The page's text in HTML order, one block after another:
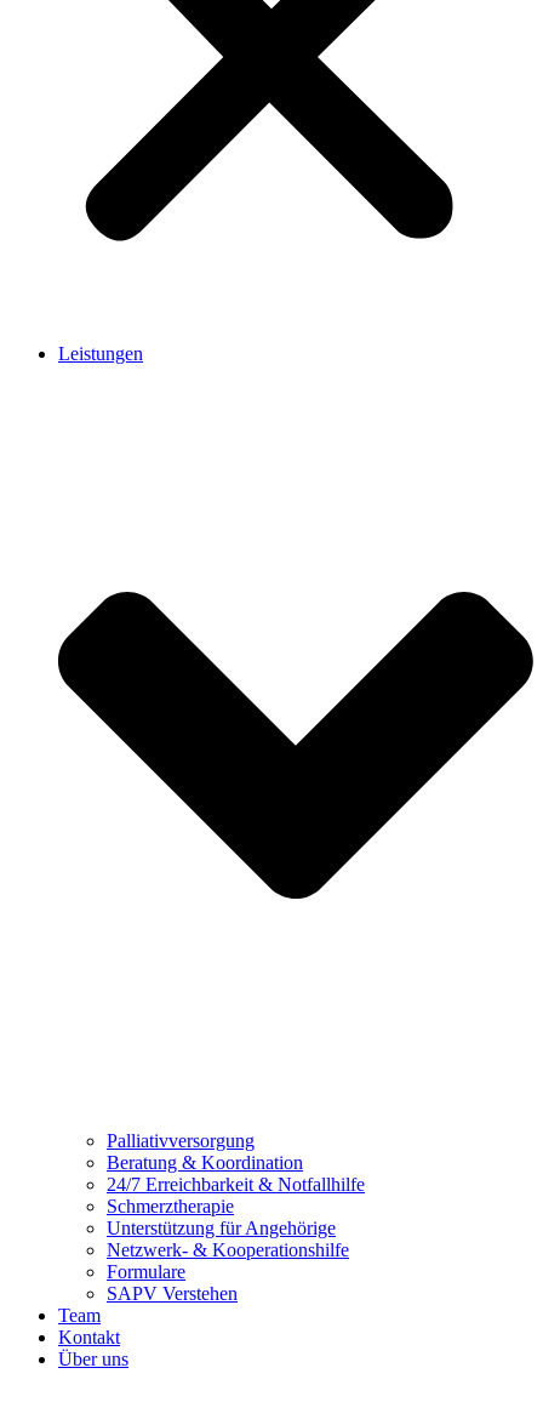
Leistungen
Palliativversorgung
Beratung & Koordination
24/7 Erreichbarkeit & Notfallhilfe
Schmerztherapie
Unterstützung für Angehörige
Netzwerk- & Kooperationshilfe
Formulare
SAPV Verstehen
Team
Kontakt
Über uns